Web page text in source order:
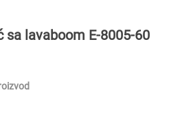
sa lavaboom E-8005-60